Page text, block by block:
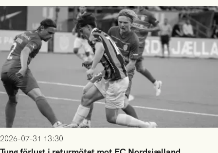
2026-07-31 13:30